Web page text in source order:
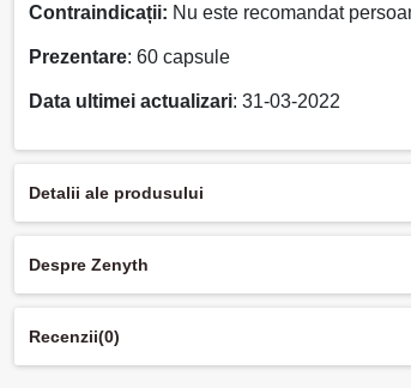
Contraindicații: Nu este recomandat
Prezentare: 60 capsule
Data ultimei actualizari: 31-03-2022
Detalii ale produsului
Despre Zenyth
Recenzii(0)